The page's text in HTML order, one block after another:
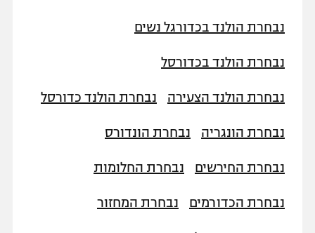
נבחרת הולנד בכדורגל נשים
נבחרת הולנד בכדורסל
נבחרת הולנד הצעירה נבחרת הולנד כדורסל
נבחרת הונגריה נבחרת הונדורס
נבחרת החירשים נבחרת החלומות
נבחרת הכדורמים נבחרת המחזור